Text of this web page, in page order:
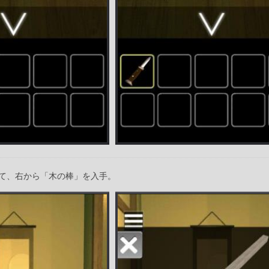
、右から「木の棒」を入手。